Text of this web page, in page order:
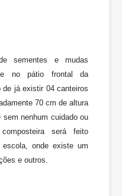
sementes e mudas
no pátio frontal da
já existir 04 canteiros
70 cm de altura
nenhum cuidado ou
será feito
onde existe um
e outros.